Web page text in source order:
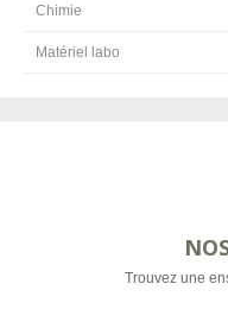
Chimie
Matériel labo
Trouvez une